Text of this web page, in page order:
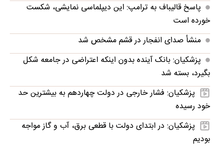
پاسخ قالیباف به ترامپ: این دیپلماسی نمایشی، شکست
خورده است
منشأ صدای انفجار در قشم مشخص شد
پزشکیان: بانک آینده بدون اینکه اعتراضی در جامعه شکل
بگیرد، بسته شد
پزشکیان: فشار خارجی در دولت چهاردهم به بیشترین حد
خود رسیده
پزشکیان: در ابتدای دولت با قطعی برق، آب و گاز مواجه
بودیم